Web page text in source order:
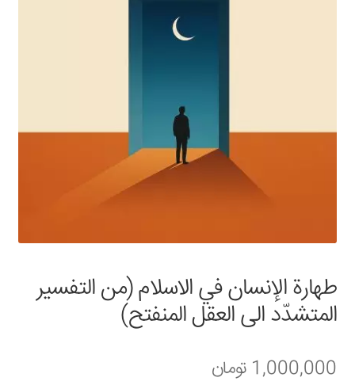
درباره ما
طهارة الإنسان في الاسلام (من التفسیر
المتشدّد الی العقل المنفتح)
1,000,000 تومان